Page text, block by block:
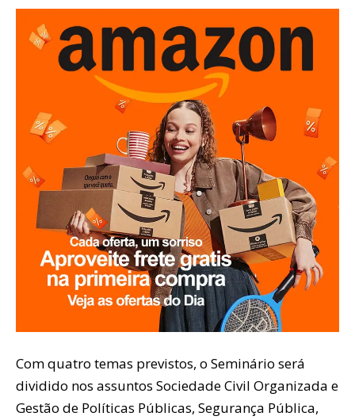
Com quatro temas previstos, o Seminário será
dividido nos assuntos Sociedade Civil Organizada e
Gestão de Políticas Públicas, Segurança Pública,